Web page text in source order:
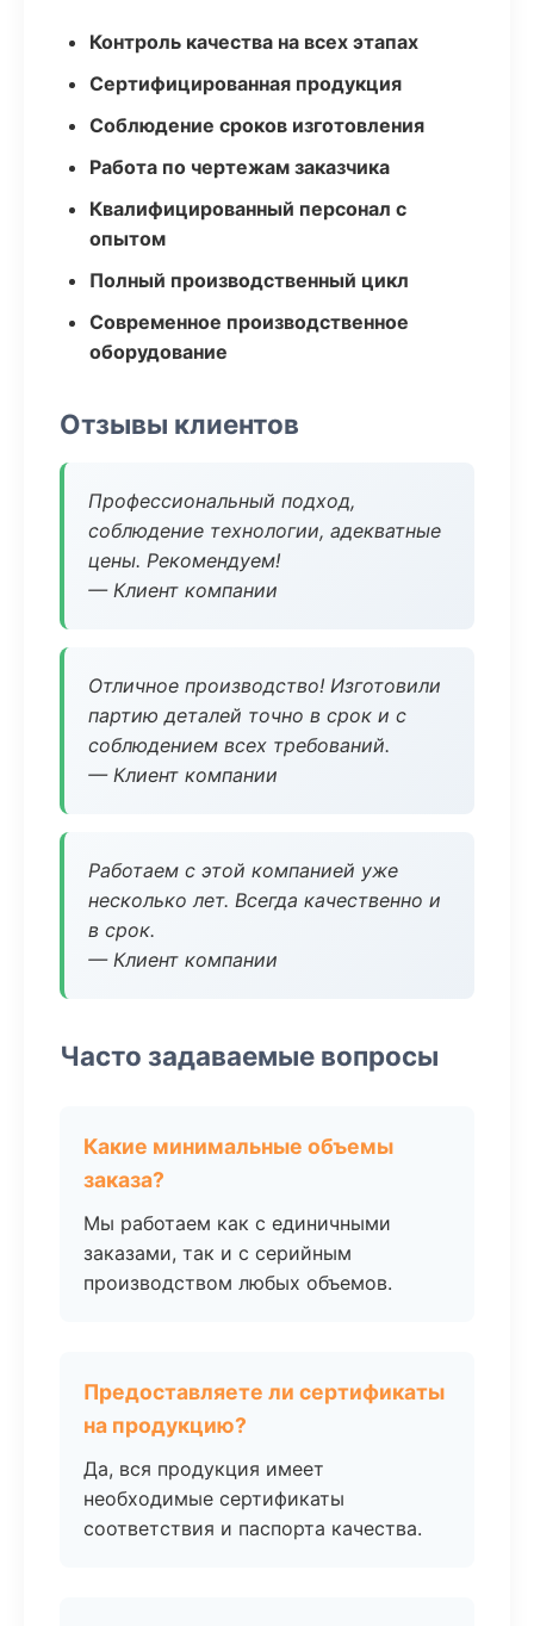
Контроль качества на всех этапах
Сертифицированная продукция
Соблюдение сроков изготовления
Работа по чертежам заказчика
Квалифицированный персонал с
опытом
Полный производственный цикл
Современное производственное
оборудование
Отзывы клиентов
Профессиональный подход,
соблюдение технологии, адекватные
цены. Рекомендуем!
— Клиент компании
Отличное производство! Изготовили
партию деталей точно в срок и с
соблюдением всех требований.
— Клиент компании
Работаем с этой компанией уже
несколько лет. Всегда качественно и
в срок.
— Клиент компании
Часто задаваемые вопросы
Какие минимальные объемы
заказа?
Мы работаем как с единичными
заказами, так и с серийным
производством любых объемов.
Предоставляете ли сертификаты
на продукцию?
Да, вся продукция имеет
необходимые сертификаты
соответствия и паспорта качества.